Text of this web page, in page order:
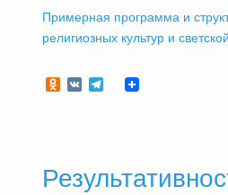
Примерная программа и
религиозных культур и
Odnoklassniki
VKTelegram